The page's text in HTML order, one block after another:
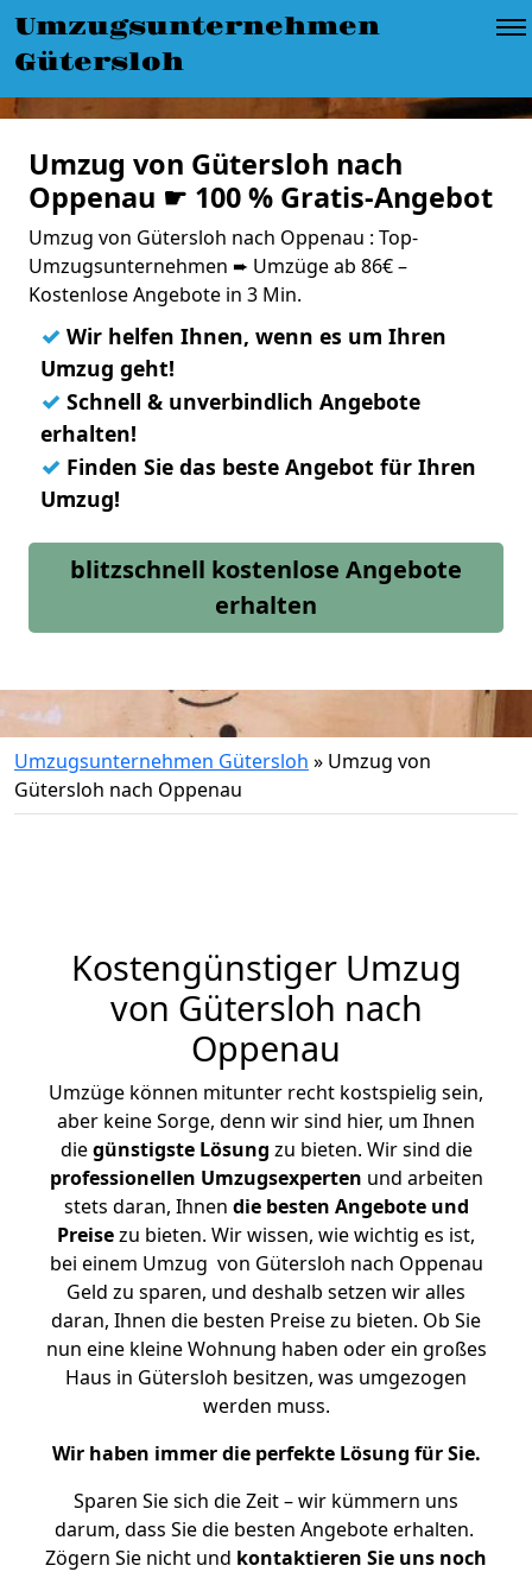
Umzugsunternehmen
Gütersloh
Umzug von Gütersloh nach
Oppenau ☛ 100 % Gratis-Angebot
Umzug von Gütersloh nach Oppenau : Top-
Umzugsunternehmen ➨ Umzüge ab 86€ –
Kostenlose Angebote in 3 Min.
✓ Wir helfen Ihnen, wenn es um Ihren
Umzug geht!
✓ Schnell & unverbindlich Angebote
erhalten!
✓ Finden Sie das beste Angebot für Ihren
Umzug!
blitzschnell kostenlose Angebote
erhalten
Umzugsunternehmen Gütersloh » Umzug von
Gütersloh nach Oppenau
Kostengünstiger Umzug
von Gütersloh nach
Oppenau
Umzüge können mitunter recht kostspielig sein,
aber keine Sorge, denn wir sind hier, um Ihnen
diegünstigste Lösung zu bieten. Wir sind die
professionellen Umzugsexperten und arbeiten
stets daran, Ihnen die besten Angebote und
Preisezu bieten. Wir wissen, wie wichtig es ist,
bei einem Umzug von Gütersloh nach Oppenau
Geld zu sparen, und deshalb setzen wir alles
daran, Ihnen die besten Preise zu bieten. Ob Sie
nun eine kleine Wohnung haben oder ein großes
Haus in Gütersloh besitzen, was umgezogen
werden muss.
Wir haben immer die perfekte Lösung für Sie.
Sparen Sie sich die Zeit – wir kümmern uns
darum, dass Sie die besten Angebote erhalten.
Zögern Sie nicht und kontaktieren Sie uns noch